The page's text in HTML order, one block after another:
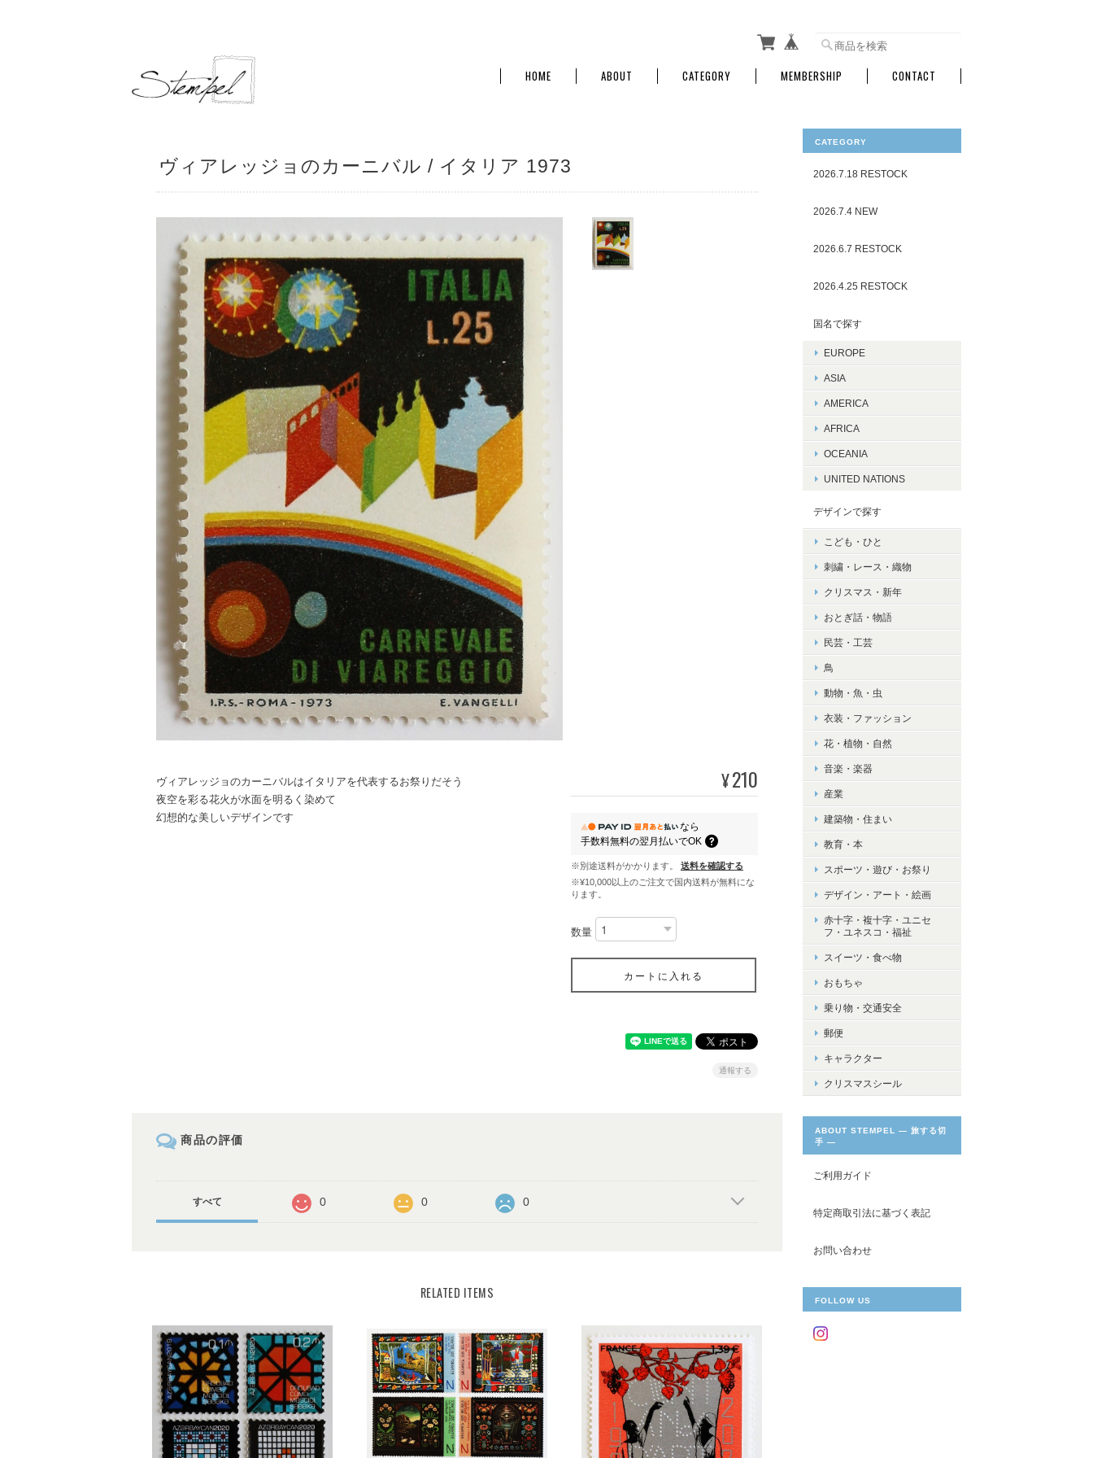
HOME ABOUT CATEGORY MEMBERSHIP CONTACT
ヴィアレッジョのカーニバル / イタリア 1973
ヴィアレッジョのカーニバルはイタリアを代表するお祭りだそう
夜空を彩る花火が水面を明るく染めて
幻想的な美しいデザインです
¥210
なら
手数料無料の翌月払いでOK
※別途送料がかかります。
送料を確認する
※¥10,000以上のご注文で国内送料が無料にな
ります。
数量
カートに入れる
通報する
商品の評価
すべて 0 0 0
RELATED ITEMS
CATEGORY
2026.7.18 RESTOCK
2026.7.4 NEW
2026.6.7 RESTOCK
2026.4.25 RESTOCK
国名で探す
EUROPE
ASIA
AMERICA
AFRICA
OCEANIA
UNITED NATIONS
デザインで探す
こども・ひと
刺繍・レース・織物
クリスマス・新年
おとぎ話・物語
民芸・工芸
鳥
動物・魚・虫
衣装・ファッション
花・植物・自然
音楽・楽器
産業
建築物・住まい
教育・本
スポーツ・遊び・お祭り
デザイン・アート・絵画
赤十字・複十字・ユニセ
フ・ユネスコ・福祉
スイーツ・食べ物
おもちゃ
乗り物・交通安全
郵便
キャラクター
クリスマスシール
ABOUT STEMPEL ― 旅する切
手 ―
ご利用ガイド
特定商取引法に基づく表記
お問い合わせ
FOLLOW US